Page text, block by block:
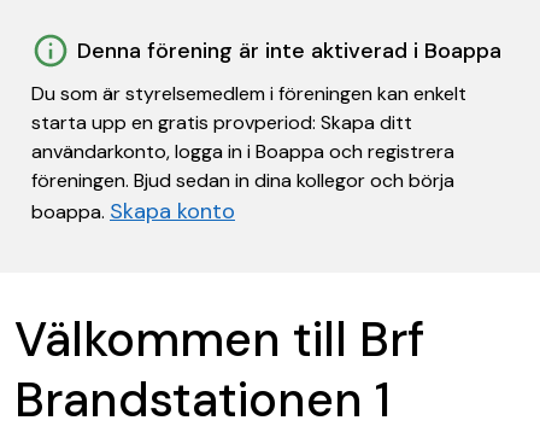
Denna förening är inte aktiverad i Boappa
Du som är styrelsemedlem i föreningen kan enkelt
starta upp en gratis provperiod: Skapa ditt
användarkonto, logga in i Boappa och registrera
föreningen. Bjud sedan in dina kollegor och börja
boappa. Skapa konto
Välkommen till Brf
Brandstationen 1